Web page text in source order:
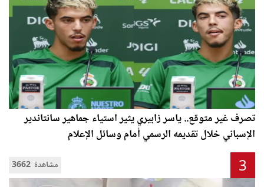
تصرف غير متوقع.. ياسر زابيري يثير استياء جماهير سانتاندير
الإسباني خلال تقديمه الرسمي أمام وسائل الإعلام
3662 مشاهدة 3